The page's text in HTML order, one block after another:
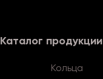
Каталог продукции
Кольца